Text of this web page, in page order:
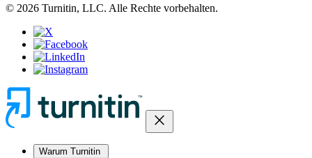
© 2026 Turnitin, LLC. Alle Rechte vorbehalten.
close
Warum Turnitin